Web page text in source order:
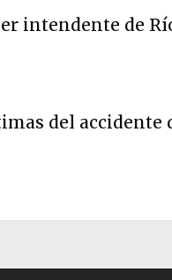
intendente de
del accidente